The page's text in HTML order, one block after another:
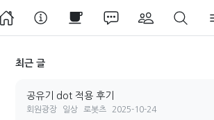
최근 글
공유기 dot 적용 후기
회원광장 일상 로봇츠 2025-10-24